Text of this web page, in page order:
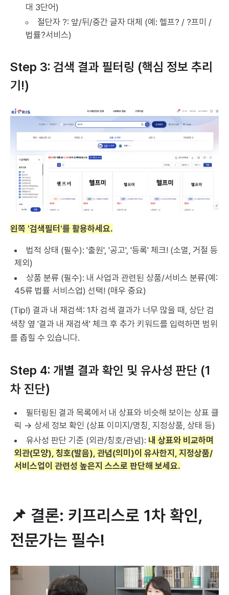
대 3단어)
절단자 ?: 앞/뒤/중간 글자 대체 (예: 헬프? / ?프미 /
법률?서비스)
Step 3: 검색 결과 필터링 (핵심 정보 추리
기!)
왼쪽 '검색필터'를 활용하세요.
법적 상태 (필수): '출원', '공고', '등록' 체크! (소멸, 거절 등
제외)
상품 분류 (필수): 내 사업과 관련된 상품/서비스 분류(예:
45류 법률 서비스업) 선택! (매우 중요)
(Tip!) 결과 내 재검색: 1차 검색 결과가 너무 많을 때, 상단 검
색창 옆 '결과 내 재검색' 체크 후 추가 키워드를 입력하면 범위
를 좁힐 수 있습니다.
Step 4: 개별 결과 확인 및 유사성 판단 (1
차 진단)
필터링된 결과 목록에서 내 상표와 비슷해 보이는 상표 클
릭 → 상세 정보 확인 (상표 이미지/명칭, 지정상품, 상태 등)
유사성 판단 기준 (외관/칭호/관념): 내 상표와 비교하며
외관(모양), 칭호(발음), 관념(의미)이 유사한지, 지정상품/
서비스업이 관련성 높은지 스스로 판단해 보세요.
📌 결론: 키프리스로 1차 확인,
전문가는 필수!